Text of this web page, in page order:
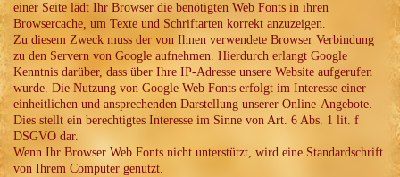
einer Seite lädt Ihr Browser die benötigten Web Fonts in ihren
Browsercache, um Texte und Schriftarten korrekt anzuzeigen.
Zu diesem Zweck muss der von Ihnen verwendete Browser Verbindung
zu den Servern von Google aufnehmen. Hierdurch erlangt Google
Kenntnis darüber, dass über Ihre IP-Adresse unsere Website aufgerufen
wurde. Die Nutzung von Google Web Fonts erfolgt im Interesse einer
einheitlichen und ansprechenden Darstellung unserer Online-Angebote.
Dies stellt ein berechtigtes Interesse im Sinne von Art. 6 Abs. 1 lit. f
DSGVO dar.
Wenn Ihr Browser Web Fonts nicht unterstützt, wird eine Standardschrift
von Ihrem Computer genutzt.